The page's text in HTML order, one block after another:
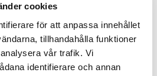
cookies
för att anpassa innehållet
tillhandahålla funktioner
vår trafik. Vi
identifierare och annan
segjärn JS1030
NBR